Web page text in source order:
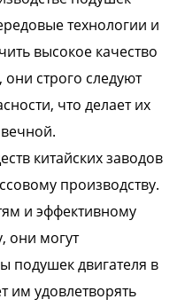
технологии и
высокое качество
строго следуют
что делает их
китайских заводов
производству.
и эффективному
они могут
подушек двигателя в
им удовлетворять